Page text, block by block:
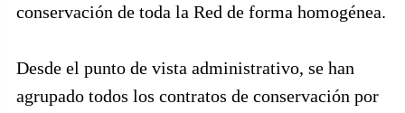
conservación de toda la Red de forma homogénea.
Desde el punto de vista administrativo, se han
agrupado todos los contratos de conservación por